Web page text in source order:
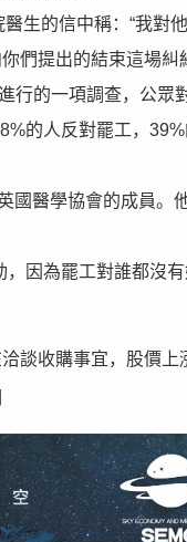
生的信中稱：“我
們提出的結束這場糾
行的一項調查，公
的人反對罷工，39%
國醫學協會的成員
因為罷工對誰都沒
談收購事宜，股價上